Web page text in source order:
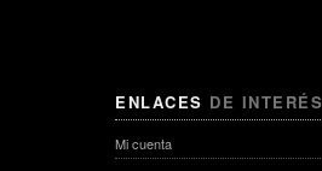
ENLACES DE INTERÉS
Mi cuenta